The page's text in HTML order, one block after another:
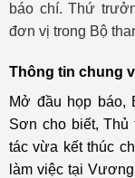
báo chí. Thứ
đơn vị trong Bộ
Thông tin chung
Mở đầu họp báo,
Sơn cho biết,
tác vừa kết thúc
làm việc tại